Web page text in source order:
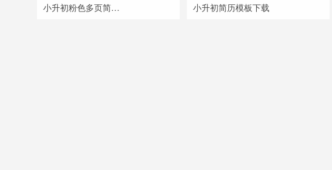
小升初粉色多页简历模板 小升初简历模板下载